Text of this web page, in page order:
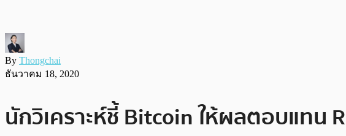
By Thongchai
ธันวาคม 18, 2020
นักวิเคราะห์ชี้ Bitcoin ให้ผลตอบแทน